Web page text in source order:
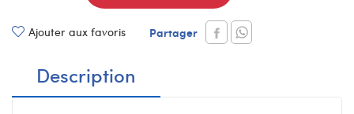
Ajouter aux favoris Partager
Description